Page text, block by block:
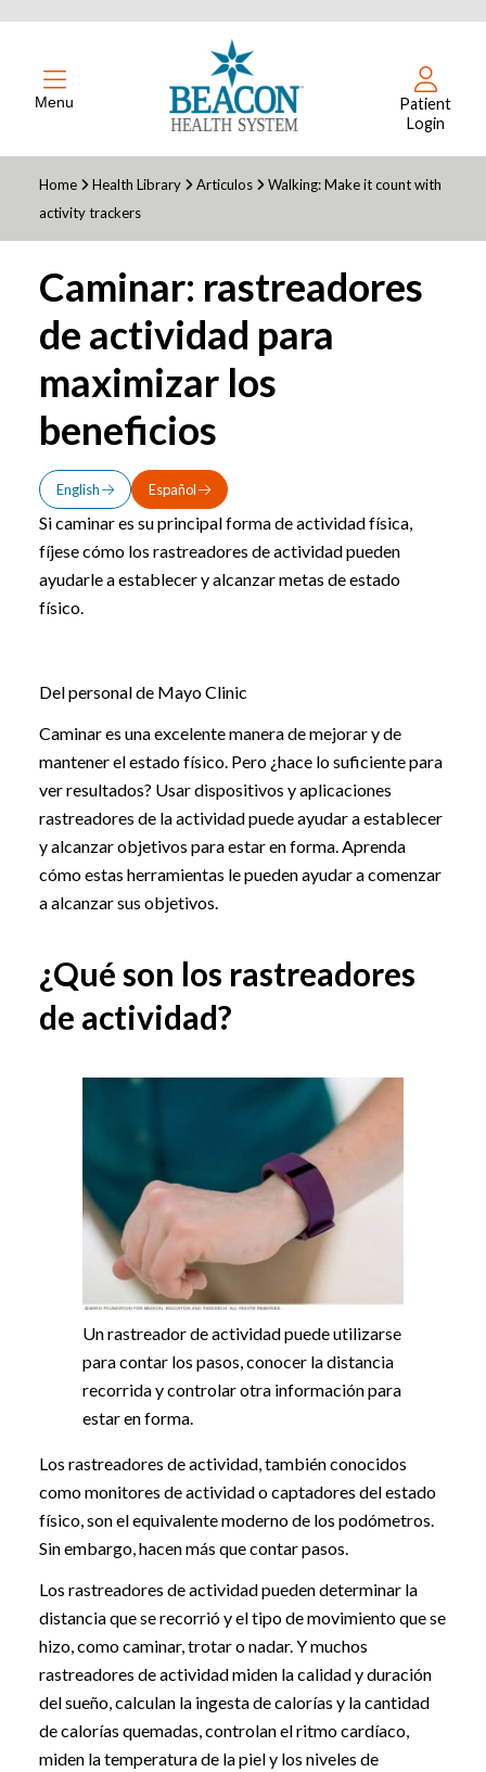
Menu
Patient
Login
Home Health Library Articulos
Walking: Make it count with
activity trackers
Caminar: rastreadores
de actividad para
maximizar los
beneficios
English Español
Si caminar es su principal forma de actividad física,
fíjese cómo los rastreadores de actividad pueden
ayudarle a establecer y alcanzar metas de estado
físico.
Del personal de Mayo Clinic
Caminar es una excelente manera de mejorar y de
mantener el estado físico. Pero ¿hace lo suficiente para
ver resultados? Usar dispositivos y aplicaciones
rastreadores de la actividad puede ayudar a establecer
y alcanzar objetivos para estar en forma. Aprenda
cómo estas herramientas le pueden ayudar a comenzar
a alcanzar sus objetivos.
¿Qué son los rastreadores
de actividad?
Un rastreador de actividad puede utilizarse
para contar los pasos, conocer la distancia
recorrida y controlar otra información para
estar en forma.
Los rastreadores de actividad, también conocidos
como monitores de actividad o captadores del estado
físico, son el equivalente moderno de los podómetros.
Sin embargo, hacen más que contar pasos.
Los rastreadores de actividad pueden determinar la
distancia que se recorrió y el tipo de movimiento que se
hizo, como caminar, trotar o nadar. Y muchos
rastreadores de actividad miden la calidad y duración
del sueño, calculan la ingesta de calorías y la cantidad
de calorías quemadas, controlan el ritmo cardíaco,
miden la temperatura de la piel y los niveles de